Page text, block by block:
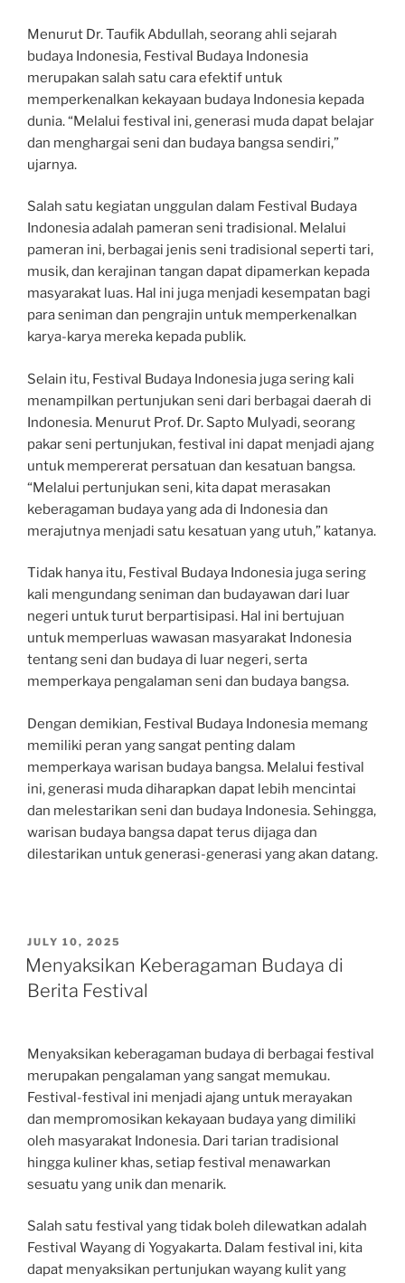
Menurut Dr. Taufik Abdullah, seorang ahli sejarah
budaya Indonesia, Festival Budaya Indonesia
merupakan salah satu cara efektif untuk
memperkenalkan kekayaan budaya Indonesia kepada
dunia. “Melalui festival ini, generasi muda dapat belajar
dan menghargai seni dan budaya bangsa sendiri,”
ujarnya.
Salah satu kegiatan unggulan dalam Festival Budaya
Indonesia adalah pameran seni tradisional. Melalui
pameran ini, berbagai jenis seni tradisional seperti tari,
musik, dan kerajinan tangan dapat dipamerkan kepada
masyarakat luas. Hal ini juga menjadi kesempatan bagi
para seniman dan pengrajin untuk memperkenalkan
karya-karya mereka kepada publik.
Selain itu, Festival Budaya Indonesia juga sering kali
menampilkan pertunjukan seni dari berbagai daerah di
Indonesia. Menurut Prof. Dr. Sapto Mulyadi, seorang
pakar seni pertunjukan, festival ini dapat menjadi ajang
untuk mempererat persatuan dan kesatuan bangsa.
“Melalui pertunjukan seni, kita dapat merasakan
keberagaman budaya yang ada di Indonesia dan
merajutnya menjadi satu kesatuan yang utuh,” katanya.
Tidak hanya itu, Festival Budaya Indonesia juga sering
kali mengundang seniman dan budayawan dari luar
negeri untuk turut berpartisipasi. Hal ini bertujuan
untuk memperluas wawasan masyarakat Indonesia
tentang seni dan budaya di luar negeri, serta
memperkaya pengalaman seni dan budaya bangsa.
Dengan demikian, Festival Budaya Indonesia memang
memiliki peran yang sangat penting dalam
memperkaya warisan budaya bangsa. Melalui festival
ini, generasi muda diharapkan dapat lebih mencintai
dan melestarikan seni dan budaya Indonesia. Sehingga,
warisan budaya bangsa dapat terus dijaga dan
dilestarikan untuk generasi-generasi yang akan datang.
POSTED
ON
JULY 10, 2025
Menyaksikan Keberagaman Budaya di
Berita Festival
Menyaksikan keberagaman budaya di berbagai festival
merupakan pengalaman yang sangat memukau.
Festival-festival ini menjadi ajang untuk merayakan
dan mempromosikan kekayaan budaya yang dimiliki
oleh masyarakat Indonesia. Dari tarian tradisional
hingga kuliner khas, setiap festival menawarkan
sesuatu yang unik dan menarik.
Salah satu festival yang tidak boleh dilewatkan adalah
Festival Wayang di Yogyakarta. Dalam festival ini, kita
dapat menyaksikan pertunjukan wayang kulit yang